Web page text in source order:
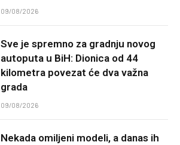
09/08/2026
Sve je spremno za gradnju novog
autoputa u BiH: Dionica od 44
kilometra povezat će dva važna
grada
09/08/2026
Nekada omiljeni modeli, a danas ih